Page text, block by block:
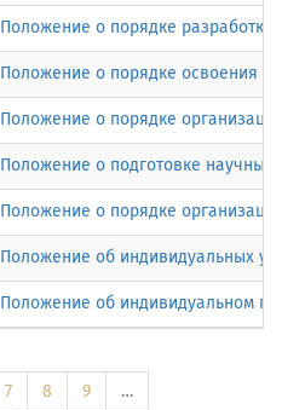
Положение о порядке
Положение о порядке освоения
Положение о порядке
Положение о подготовке научных
Положение о порядке
Положение об индивидуальных
Положение об индивидуальном
7 8 9
…